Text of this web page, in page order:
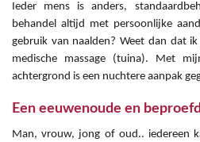
Ieder mens is anders,
behandel altijd met persoonlijke
gebruik van naalden? Weet dan dat
medische massage (tuina). Met
achtergrond is een nuchtere aanpak
Een eeuwenoude en
Man, vrouw, jong of oud.. iedereen